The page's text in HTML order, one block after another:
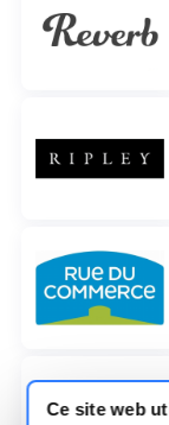
Ce site web